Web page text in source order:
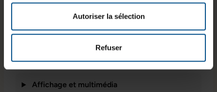
Autoriser la sélection
Refuser
M.2 NVMe
Windows 11
Home
USB‑A,
Caractéristiques principales
Affichage et multimédia